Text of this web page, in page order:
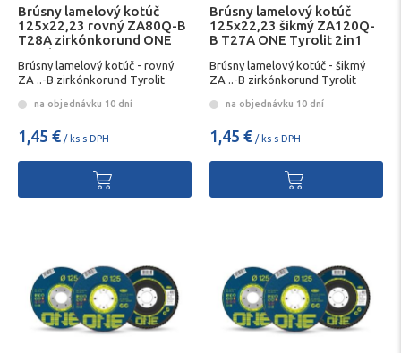
Brúsny lamelový kotúč
125x22,23 rovný ZA80Q-B
T28A zirkónkorund ONE
Tyrolit 2in1
Brúsny lamelový kotúč - rovný
ZA ..-B zirkónkorund Tyrolit
na objednávku 10 dní
1,45 € / ks s DPH
Brúsny lamelový kotúč
125x22,23 šikmý ZA120Q-
B T27A ONE Tyrolit 2in1
Brúsny lamelový kotúč - šikmý
ZA ..-B zirkónkorund Tyrolit
na objednávku 10 dní
1,45 € / ks s DPH